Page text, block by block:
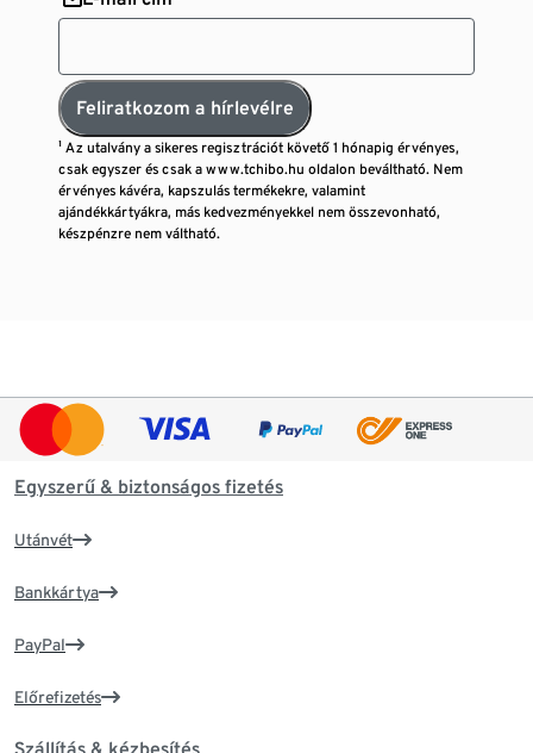
Feliratkozom a hírlevélre
¹ Az utalvány a sikeres regisztrációt követő 1 hónapig érvényes,
csak egyszer és csak a www.tchibo.hu oldalon beváltható. Nem
érvényes kávéra, kapszulás termékekre, valamint
ajándékkártyákra, más kedvezményekkel nem összevonható,
készpénzre nem váltható.
Egyszerű & biztonságos fizetés
Utánvét
Bankkártya
PayPal
Előrefizetés